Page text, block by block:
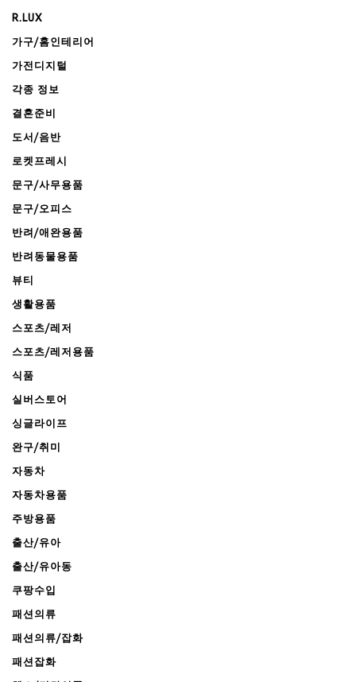
R.LUX
가구/홈인테리어
가전디지털
각종 정보
결혼준비
도서/음반
로켓프레시
문구/사무용품
문구/오피스
반려/애완용품
반려동물용품
뷰티
생활용품
스포츠/레저
스포츠/레저용품
식품
실버스토어
싱글라이프
완구/취미
자동차
자동차용품
주방용품
출산/유아
출산/유아동
쿠팡수입
패션의류
패션의류/잡화
패션잡화